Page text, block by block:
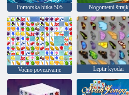
Pomorska bitka 505 Nogometni štrajk
Voćno povezivanje Leptir kyodai